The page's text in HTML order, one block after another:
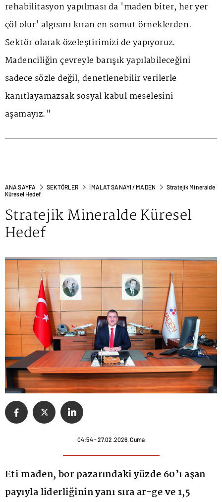
rehabilitasyon yapılması da 'maden biter, her yer
çöl olur' algısını kıran en somut örneklerden.
Sektör olarak özeleştirimizi de yapıyoruz.
Madenciliğin çevreyle barışık yapılabileceğini
sadece sözle değil, denetlenebilir verilerle
kanıtlayamazsak sosyal kabul meselesini
aşamayız."
ANA SAYFA SEKTÖRLER İMALAT SANAYI / MADEN
Stratejik Mineralde
Küresel Hedef
Stratejik Mineralde Küresel
Hedef
04:54 - 27.02.2026, Cuma
Eti maden, bor pazarındaki yüzde 60’ı aşan
payıyla liderliğinin yanı sıra ar-ge ve 1,5